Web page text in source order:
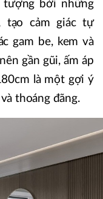
tượng bởi những
tạo cảm giác tự
gam be, kem và
gần gũi, ấm áp
là một gợi ý
thoáng đãng.